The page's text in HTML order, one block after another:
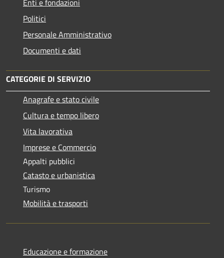
Enti e fondazioni
Politici
Personale Amministrativo
Documenti e dati
CATEGORIE DI SERVIZIO
Anagrafe e stato civile
Cultura e tempo libero
Vita lavorativa
Imprese e Commercio
Appalti pubblici
Catasto e urbanistica
Turismo
Mobilità e trasporti
Educazione e formazione